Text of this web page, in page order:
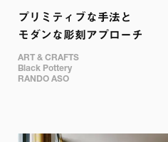
プリミティブな手法と
モダンな彫刻アプローチ
ART & CRAFTS
Black Pottery
RANDO ASO